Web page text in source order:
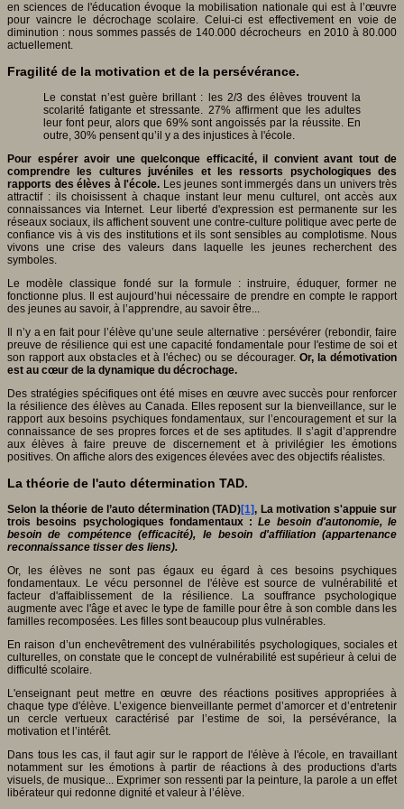
en sciences de l'éducation évoque la mobilisation nationale qui est à l’œuvre
pour vaincre le décrochage scolaire. Celui-ci est effectivement en voie de
diminution : nous sommes passés de 140.000 décrocheurs en 2010 à 80.000
actuellement.
Fragilité de la motivation et de la persévérance.
Le constat n’est guère brillant : les 2/3 des élèves trouvent la
scolarité fatigante et stressante. 27% affirment que les adultes
leur font peur, alors que 69% sont angoissés par la réussite. En
outre, 30% pensent qu’il y a des injustices à l'école.
Pour espérer avoir une quelconque efficacité, il convient avant tout de
comprendre les cultures juvéniles et les ressorts psychologiques des
rapports des élèves à l'école. Les jeunes sont immergés dans un univers très
attractif : ils choisissent à chaque instant leur menu culturel, ont accès aux
connaissances via Internet. Leur liberté d'expression est permanente sur les
réseaux sociaux, ils affichent souvent une contre-culture politique avec perte de
confiance vis à vis des institutions et ils sont sensibles au complotisme. Nous
vivons une crise des valeurs dans laquelle les jeunes recherchent des
symboles.
Le modèle classique fondé sur la formule : instruire, éduquer, former ne
fonctionne plus. Il est aujourd’hui nécessaire de prendre en compte le rapport
des jeunes au savoir, à l’apprendre, au savoir être...
Il n’y a en fait pour l’élève qu’une seule alternative : persévérer (rebondir, faire
preuve de résilience qui est une capacité fondamentale pour l'estime de soi et
son rapport aux obstacles et à l'échec) ou se décourager. Or, la démotivation
est au cœur de la dynamique du décrochage.
Des stratégies spécifiques ont été mises en œuvre avec succès pour renforcer
la résilience des élèves au Canada. Elles reposent sur la bienveillance, sur le
rapport aux besoins psychiques fondamentaux, sur l’encouragement et sur la
connaissance de ses propres forces et de ses aptitudes. Il s’agit d’apprendre
aux élèves à faire preuve de discernement et à privilégier les émotions
positives. On affiche alors des exigences élevées avec des objectifs réalistes.
La théorie de l'auto détermination TAD.
Selon la théorie de l’auto détermination (TAD)[1], La motivation s'appuie sur
trois besoins psychologiques fondamentaux :Le besoin d'autonomie, le
besoin de compétence (efficacité), le besoin d'affiliation (appartenance
reconnaissance tisser des liens).
Or, les élèves ne sont pas égaux eu égard à ces besoins psychiques
fondamentaux. Le vécu personnel de l'élève est source de vulnérabilité et
facteur d'affaiblissement de la résilience. La souffrance psychologique
augmente avec l'âge et avec le type de famille pour être à son comble dans les
familles recomposées. Les filles sont beaucoup plus vulnérables.
En raison d’un enchevêtrement des vulnérabilités psychologiques, sociales et
culturelles, on constate que le concept de vulnérabilité est supérieur à celui de
difficulté scolaire.
L'enseignant peut mettre en œuvre des réactions positives appropriées à
chaque type d'élève. L’exigence bienveillante permet d’amorcer et d’entretenir
un cercle vertueux caractérisé par l’estime de soi, la persévérance, la
motivation et l’intérêt.
Dans tous les cas, il faut agir sur le rapport de l'élève à l'école, en travaillant
notamment sur les émotions à partir de réactions à des productions d'arts
visuels, de musique... Exprimer son ressenti par la peinture, la parole a un effet
libérateur qui redonne dignité et valeur à l’élève.